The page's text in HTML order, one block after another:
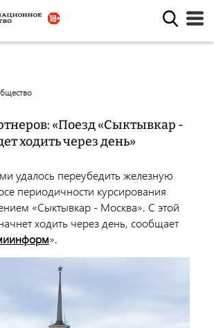
общество
«Поезд «Сыктывкар -
ходить через день»
удалось переубедить железную
периодичности курсирования
«Сыктывкар - Москва». С этой
ходить через день, сообщает
».